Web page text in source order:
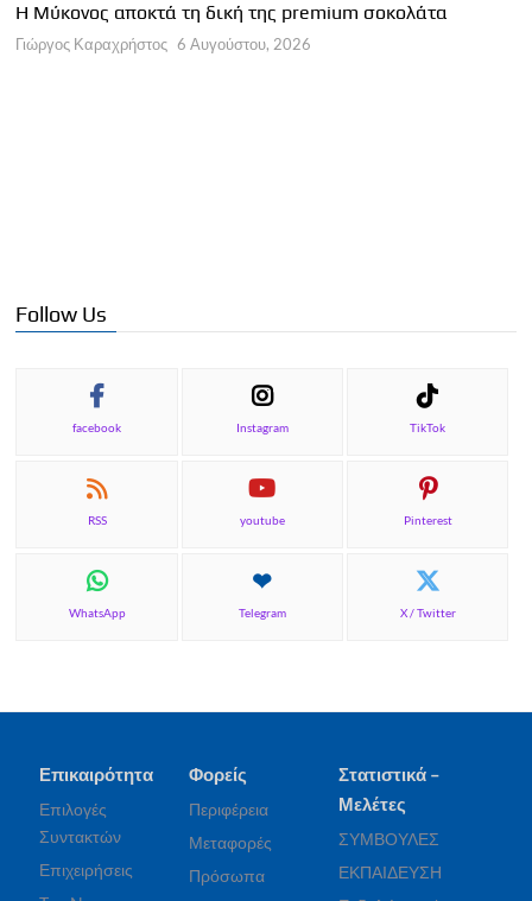
Η Μύκονος αποκτά τη δική της premium σοκολάτα
Γιώργος Καραχρήστος 6 Αυγούστου, 2026
Follow Us
facebook Instagram TikTok
RSS youtube Pinterest
WhatsApp Telegram X / Twitter
Επικαιρότητα
Επιλογές
Συντακτών
Επιχειρήσεις
Φορείς
Περιφέρεια
Μεταφορές
Πρόσωπα
Στατιστικά –
Μελέτες
ΣΥΜΒΟΥΛΕΣ
ΕΚΠΑΙΔΕΥΣΗ